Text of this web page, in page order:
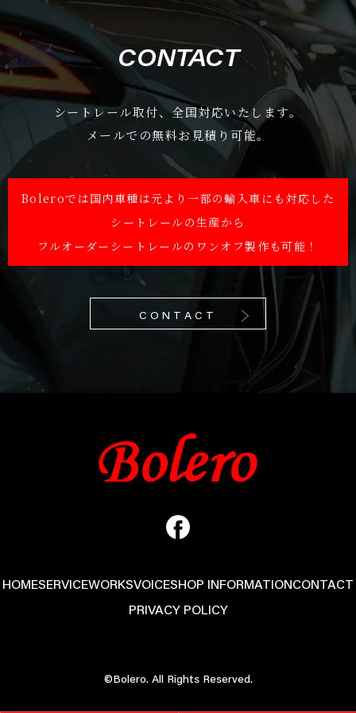
CONTACT
シートレール取付、全国対応いたします。
メールでの無料お見積り可能。
Boleroでは国内車種は元より一部の輸入車にも対応した
シートレールの生産から
フルオーダーシートレールのワンオフ製作も可能！
CONTACT
HOMESERVICEWORKSVOICESHOP INFORMATIONCONTACT
PRIVACY POLICY
©Bolero. All Rights Reserved.